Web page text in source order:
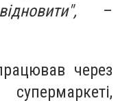
–
через